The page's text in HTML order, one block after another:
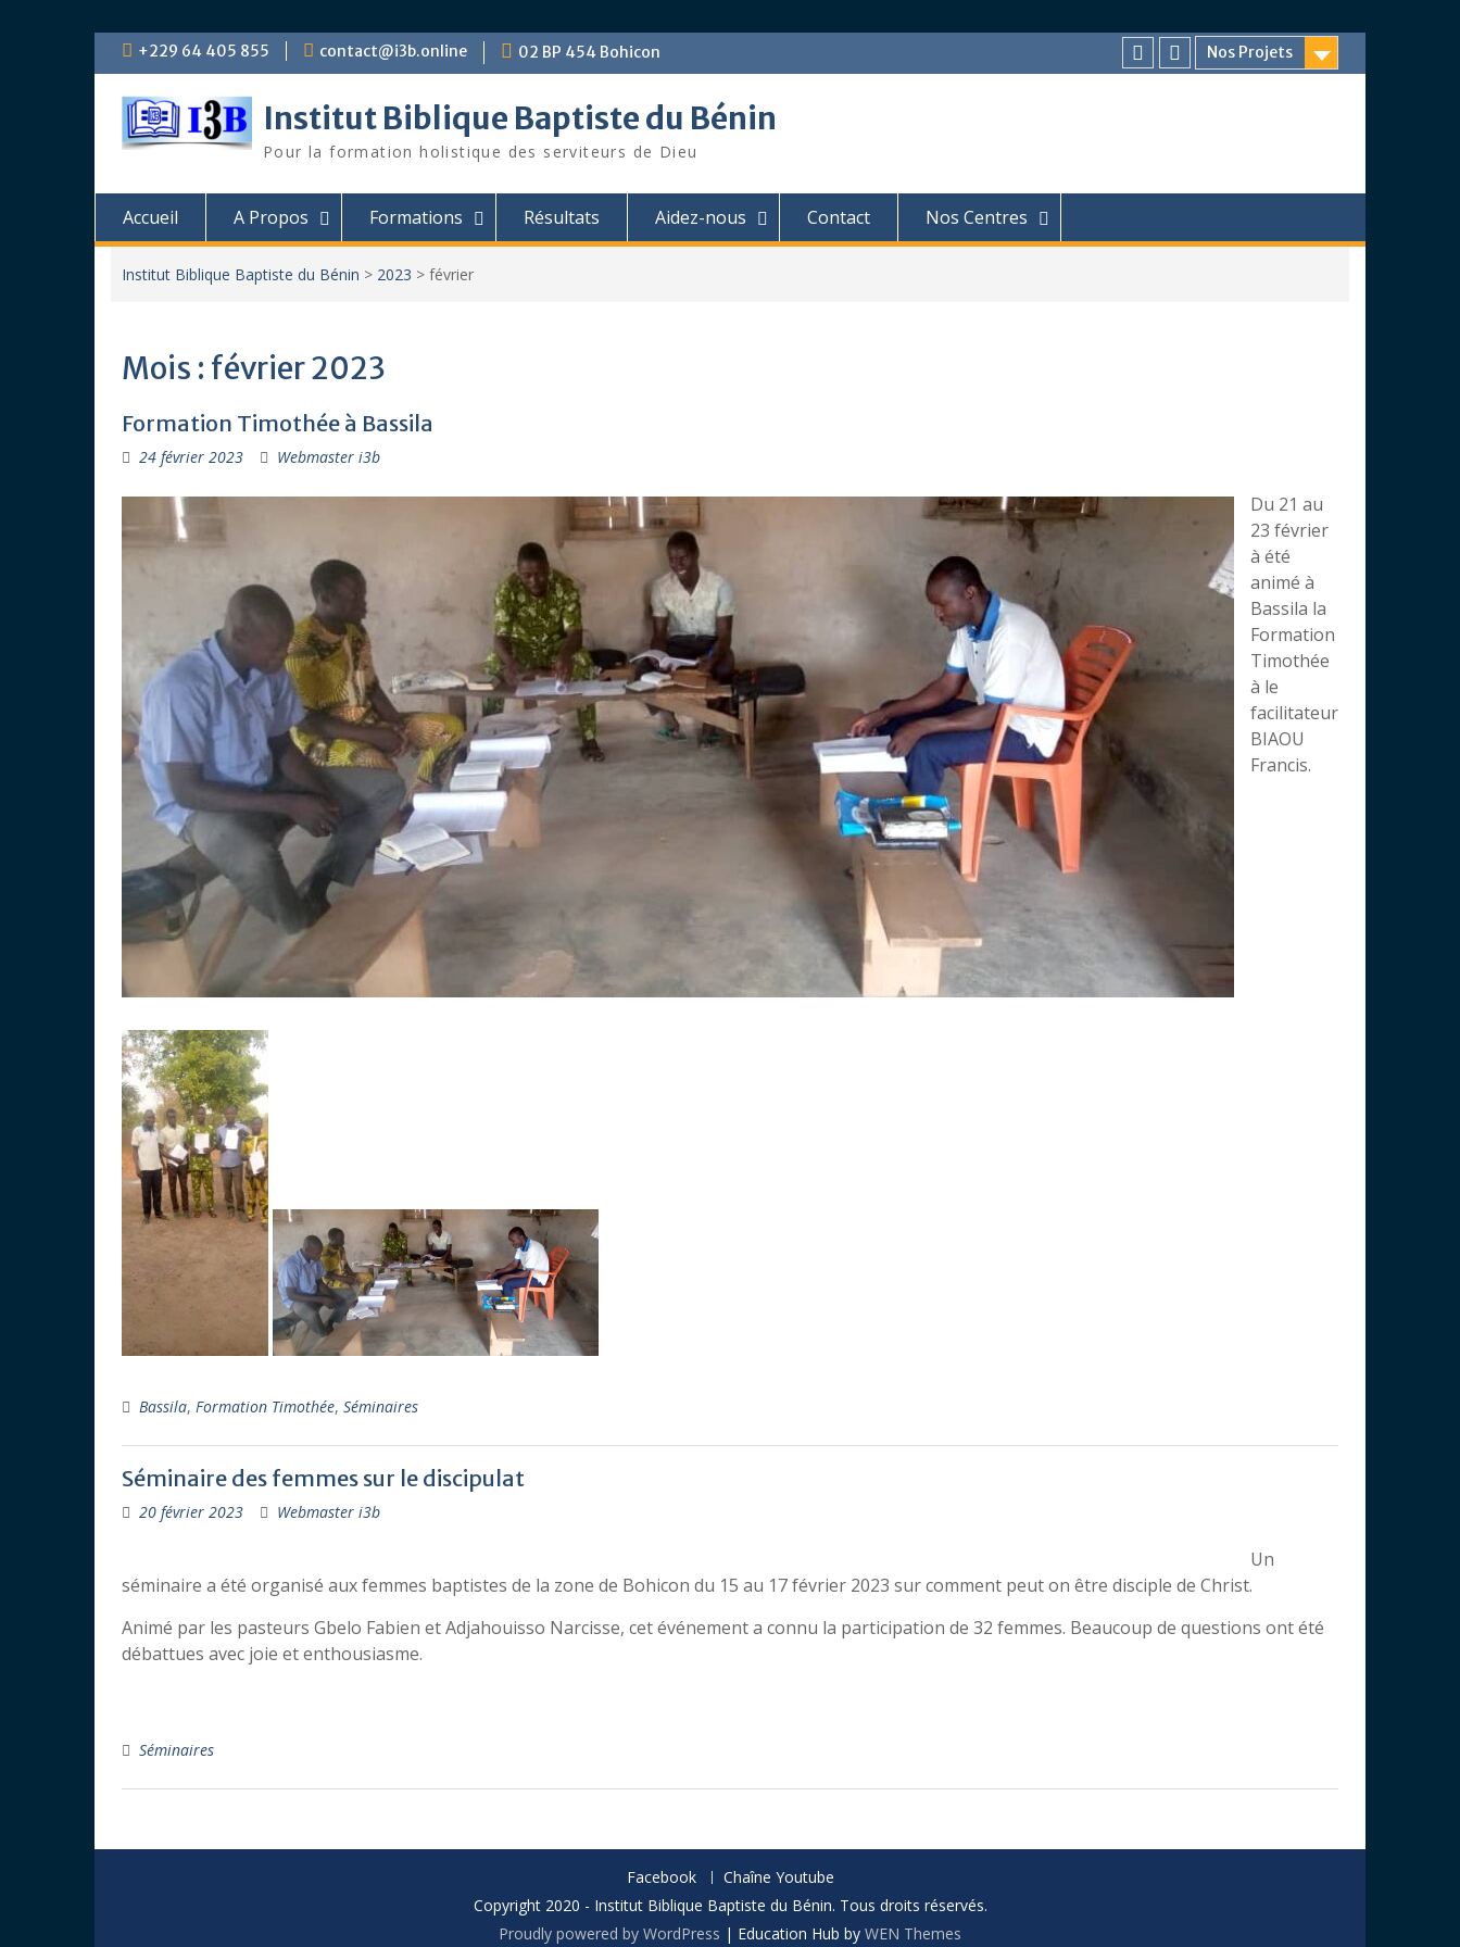
Skip +229 64 405 855 contact@i3b.online 02 BP 454 Bohicon
Nos Projets
Facebook
Chaîne
Institut Biblique Baptiste du Bénin
Pour la formation holistique des serviteurs de Dieu
Accueil A Propos Formations Résultats Aidez-nous Contact Nos Centres
Institut Biblique Baptiste du Bénin > 2023 > février
Mois : février 2023
Formation Timothée à Bassila
24 février 2023 Webmaster i3b
Du 21 au
23 février
à été
animé à
Bassila la
Formation
Timothée
à le
facilitateur
BIAOU
Francis.
Bassila, Formation Timothée, Séminaires
Séminaire des femmes sur le discipulat
20 février 2023 Webmaster i3b
Un
séminaire a été organisé aux femmes baptistes de la zone de Bohicon du 15 au 17 février 2023 sur comment peut on être disciple de Christ.
Animé par les pasteurs Gbelo Fabien et Adjahouisso Narcisse, cet événement a connu la participation de 32 femmes. Beaucoup de questions ont été
débattues avec joie et enthousiasme.
Séminaires
Facebook
Chaîne Youtube
Copyright 2020 - Institut Biblique Baptiste du Bénin. Tous droits réservés.
Proudly powered by WordPress | Education Hub by WEN Themes